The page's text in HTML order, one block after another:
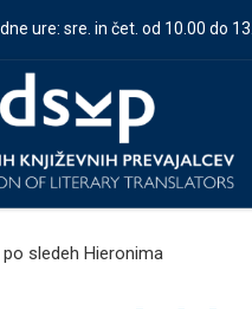
ure: sre. in čet. od 10.00 do
sledeh Hieronima